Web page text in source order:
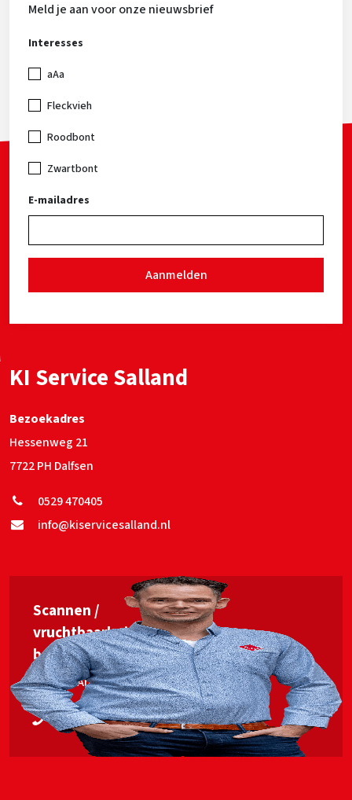
Meld je aan voor onze nieuwsbrief
Interesses
aAa
Fleckvieh
Roodbont
Zwartbont
E-mailadres
Aanmelden
KI Service Salland
Bezoekadres
Hessenweg 21
7722 PH Dalfsen
0529 470405
info@kiservicesalland.nl
Scannen /
vruchtbaarheids­
begeleiding
Jan van Ankum
06 53563448